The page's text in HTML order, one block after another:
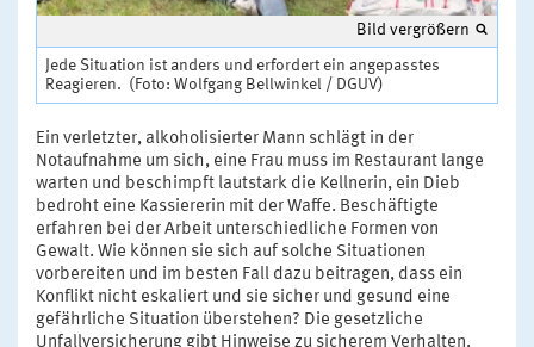
Bild vergrößern
Jede Situation ist anders und erfordert ein angepasstes
Reagieren. (Foto: Wolfgang Bellwinkel / DGUV)
Ein verletzter, alkoholisierter Mann schlägt in der
Notaufnahme um sich, eine Frau muss im Restaurant lange
warten und beschimpft lautstark die Kellnerin, ein Dieb
bedroht eine Kassiererin mit der Waffe. Beschäftigte
erfahren bei der Arbeit unterschiedliche Formen von
Gewalt. Wie können sie sich auf solche Situationen
vorbereiten und im besten Fall dazu beitragen, dass ein
Konflikt nicht eskaliert und sie sicher und gesund eine
gefährliche Situation überstehen? Die gesetzliche
Unfallversicherung gibt Hinweise zu sicherem Verhalten.